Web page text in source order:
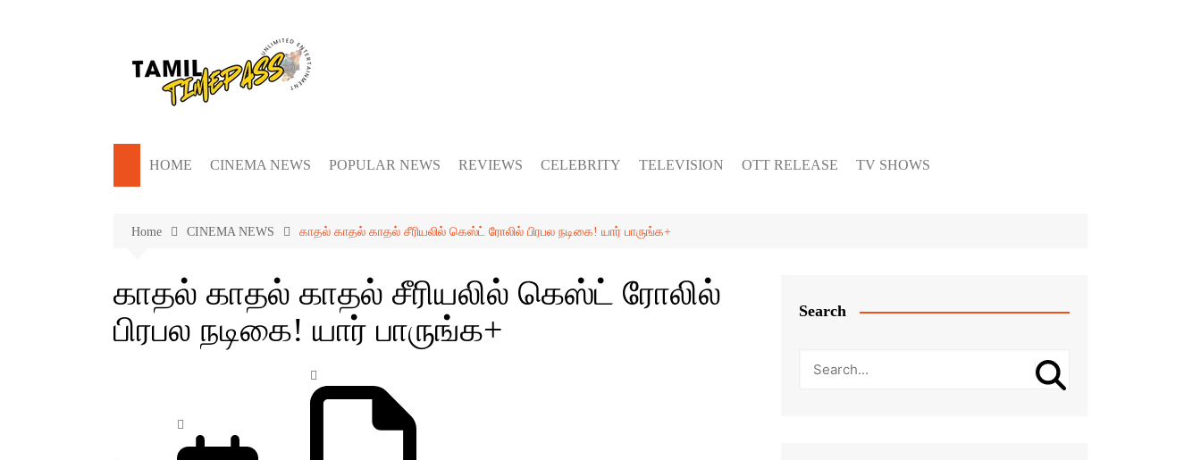
HOME CINEMA NEWS POPULAR NEWS REVIEWS CELEBRITY TELEVISION OTT RELEASE TV SHOWS
Home CINEMA NEWS காதல் காதல் காதல் சீரியலில் கெஸ்ட் ரோலில் பிரபல நடிகை! யார் பாருங்க+
காதல் காதல் காதல் சீரியலில் கெஸ்ட் ரோலில்
பிரபல நடிகை! யார் பாருங்க+
Search